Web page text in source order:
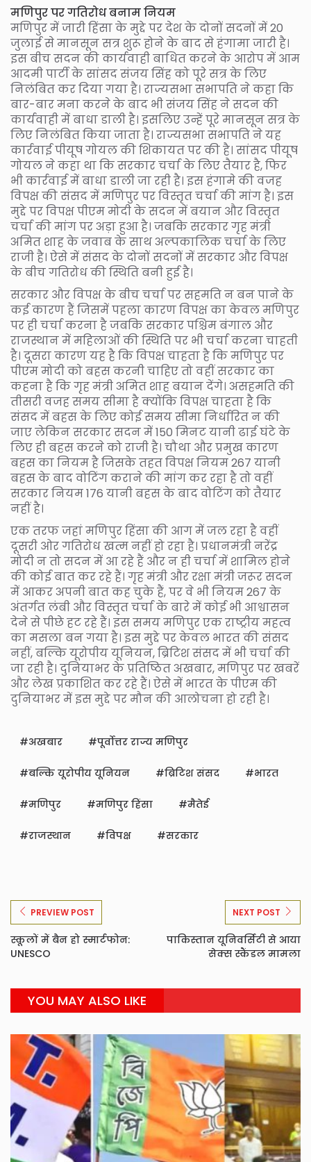
मणिपुर पर गतिरोध बनाम नियम
मणिपुर में जारी हिंसा के मुद्दे पर देश के दोनों सदनों में 20
जुलाई से मानसून सत्र शुरू होने के बाद से हंगामा जारी है।
इस बीच सदन की कार्यवाही बाधित करने के आरोप में आम
आदमी पार्टी के सांसद संजय सिंह को पूरे सत्र के लिए
निलंबित कर दिया गया है। राज्यसभा सभापति ने कहा कि
बार-बार मना करने के बाद भी संजय सिंह ने सदन की
कार्यवाही में बाधा डाली है। इसलिए उन्हें पूरे मानसून सत्र के
लिए निलंबित किया जाता है। राज्यसभा सभापति ने यह
कार्रवाई पीयूष गोयल की शिकायत पर की है। सांसद पीयूष
गोयल ने कहा था कि सरकार चर्चा के लिए तैयार है, फिर
भी कार्रवाई में बाधा डाली जा रही है। इस हंगामे की वजह
विपक्ष की संसद में मणिपुर पर विस्तृत चर्चा की मांग है। इस
मुद्दे पर विपक्ष पीएम मोदी के सदन में बयान और विस्तृत
चर्चा की मांग पर अड़ा हुआ है। जबकि सरकार गृह मंत्री
अमित शाह के जवाब के साथ अल्पकालिक चर्चा के लिए
राजी है। ऐसे में संसद के दोनों सदनों में सरकार और विपक्ष
के बीच गतिरोध की स्थिति बनी हुई है।
सरकार और विपक्ष के बीच चर्चा पर सहमति न बन पाने के
कई कारण हैं जिसमें पहला कारण विपक्ष का केवल मणिपुर
पर ही चर्चा करना है जबकि सरकार पश्चिम बंगाल और
राजस्थान में महिलाओं की स्थिति पर भी चर्चा करना चाहती
है। दूसरा कारण यह है कि विपक्ष चाहता है कि मणिपुर पर
पीएम मोदी को बहस करनी चाहिए तो वहीं सरकार का
कहना है कि गृह मंत्री अमित शाह बयान देंगे। असहमति की
तीसरी वजह समय सीमा है क्योंकि विपक्ष चाहता है कि
संसद में बहस के लिए कोई समय सीमा निर्धारित न की
जाए लेकिन सरकार सदन में 150 मिनट यानी ढाई घंटे के
लिए ही बहस करने को राजी है। चौथा और प्रमुख कारण
बहस का नियम है जिसके तहत विपक्ष नियम 267 यानी
बहस के बाद वोटिंग कराने की मांग कर रहा है तो वहीं
सरकार नियम 176 यानी बहस के बाद वोटिंग को तैयार
नहीं है।
एक तरफ जहां मणिपुर हिंसा की आग में जल रहा है वहीं
दूसरी ओर गतिरोध खत्म नहीं हो रहा है। प्रधानमंत्री नरेंद्र
मोदी न तो सदन में आ रहे हैं और न ही चर्चा में शामिल होने
की कोई बात कर रहे हैं। गृह मंत्री और रक्षा मंत्री जरूर सदन
में आकर अपनी बात कह चुके हैं, पर वे भी नियम 267 के
अंतर्गत लंबी और विस्तृत चर्चा के बारे में कोई भी आश्वासन
देने से पीछे हट रहे हैं। इस समय मणिपुर एक राष्ट्रीय महत्व
का मसला बन गया है। इस मुद्दे पर केवल भारत की संसद
नहीं, बल्कि यूरोपीय यूनियन, ब्रिटिश संसद में भी चर्चा की
जा रही है। दुनियाभर के प्रतिष्ठित अखबार, मणिपुर पर खबरें
और लेख प्रकाशित कर रहे हैं। ऐसे में भारत के पीएम की
दुनियाभर में इस मुद्दे पर मौन की आलोचना हो रही है।
अखबार पूर्वोत्तर राज्य मणिपुर
बल्कि यूरोपीय यूनियन ब्रिटिश संसद भारत
मणिपुर मणिपुर हिंसा मैतेई
राजस्थान विपक्ष सरकार
PREVIEW POST
स्कूलों में बैन हो स्मार्टफोन:
UNESCO
NEXT POST
पाकिस्तान यूनिवर्सिटी से आया
सेक्स स्कैंडल मामला
YOU MAY ALSO LIKE